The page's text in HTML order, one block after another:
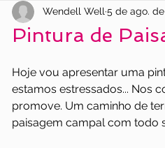
de marinhas esculturas
Pintura de
Wendell Well 5 de ago.
Hoje vou apresentar uma
estamos estressados... Nos
promove. Um caminho de
paisagem campal com todo